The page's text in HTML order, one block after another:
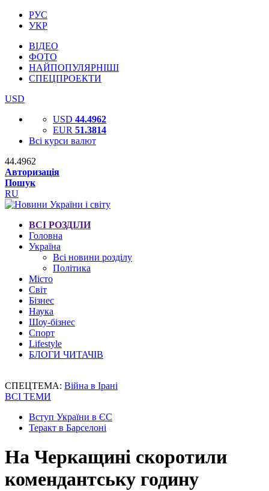
РУС
УКР
ВІДЕО
ФОТО
НАЙПОПУЛЯРНІШІ
СПЕЦПРОЕКТИ
USD
USD 44.4962
EUR 51.3814
Всі курси валют
44.4962
Авторизація
Пошук
RU
ВСІ РОЗДІЛИ
Головна
Україна
Всі новини розділу
Політика
Місто
Світ
Бізнес
Наука
Шоу-бізнес
Спорт
Lifestyle
БЛОГИ ЧИТАЧІВ
СПЕЦТЕМА: Війна в Ірані
ВСІ ТЕМИ
Вступ України в ЄС
Теракт в Барселоні
На Черкащині скоротили
комендантську годину